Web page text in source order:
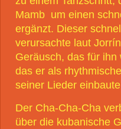
Mamb um einen
ergänzt. Dieser
verursachte laut
Geräusch, das für ihn
das er als
seiner Lieder
Der Cha-Cha-Cha
über die kubanische